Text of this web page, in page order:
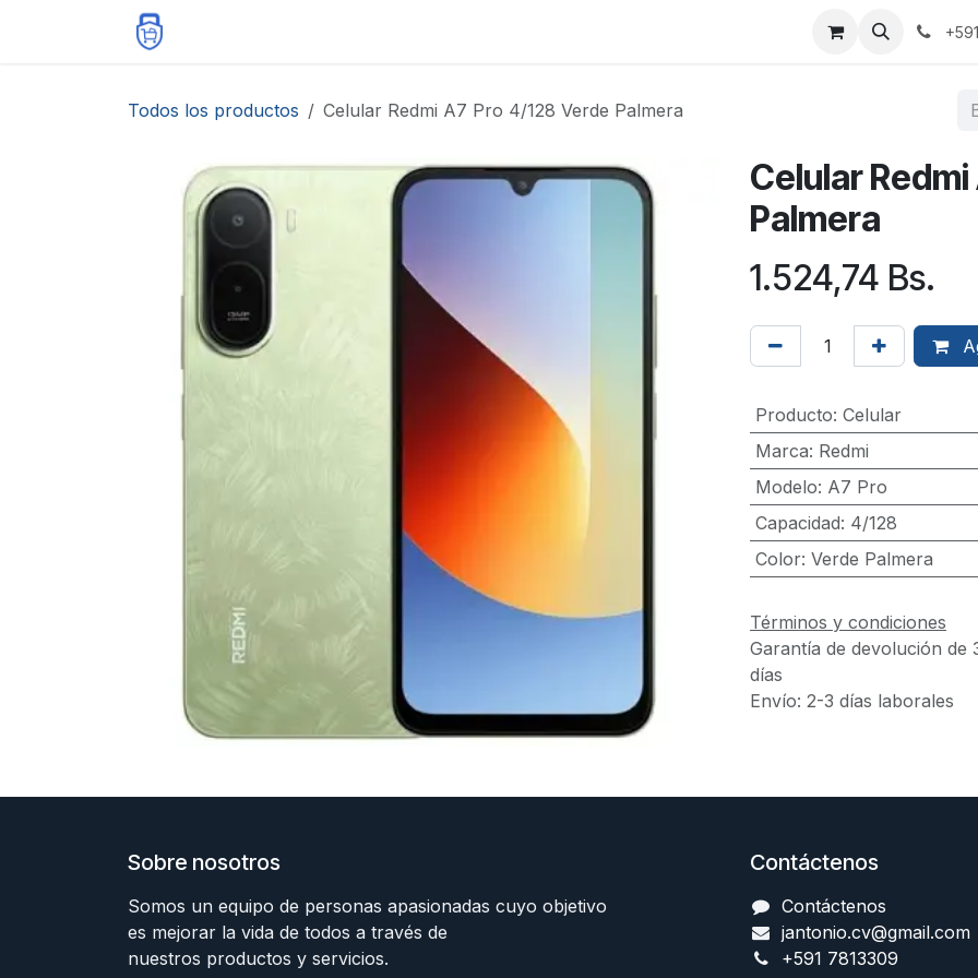
Todos los productos Celular Redmi A7 Pro 4/128 Verde Palmera
Celular
Palmera
1.524,74 Bs.
Producto: Celular
Marca: Redmi
Modelo: A7 Pro
Capacidad: 4/128
Color: Verde Palmera
Términos y condiciones
Garantía de devolución de
días
Envío: 2-3 días laborales
Sobre nosotros
Somos un equipo de personas apasionadas cuyo objetivo
es mejorar la vida de todos a través de
nuestros productos y servicios.
Contáctenos
Contáctenos
jantonio.cv@gmail.com
+591 7813309